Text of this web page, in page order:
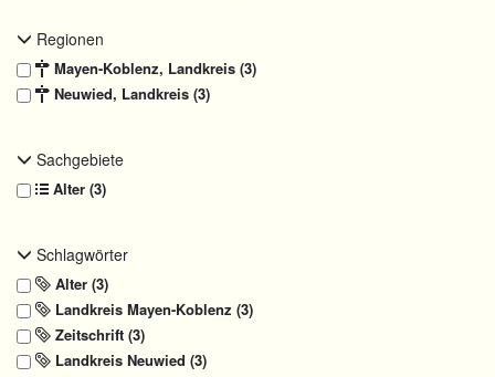
Regionen
Mayen-Koblenz, Landkreis (3)
Neuwied, Landkreis (3)
Sachgebiete
Alter (3)
Schlagwörter
Alter (3)
Landkreis Mayen-Koblenz (3)
Zeitschrift (3)
Landkreis Neuwied (3)